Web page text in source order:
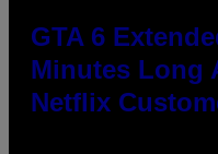
GTA 6
Minutes Long
Netflix